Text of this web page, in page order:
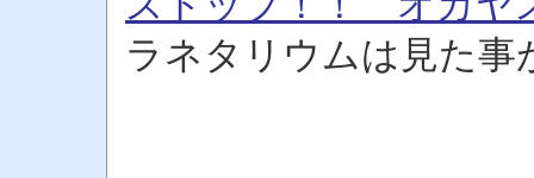
ラネタリウムは見た事